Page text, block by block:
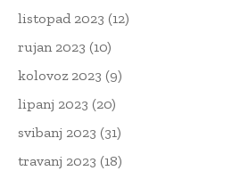
listopad 2023 (12)
rujan 2023 (10)
kolovoz 2023 (9)
lipanj 2023 (20)
svibanj 2023 (31)
travanj 2023 (18)